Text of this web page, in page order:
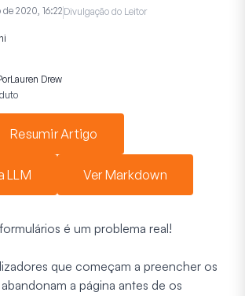
2020, 16:22 Divulgação do Leitor
Lauren Drew
Resumir Artigo
LLM Ver Markdown
é um problema real!
que começam a preencher os
a página antes de os